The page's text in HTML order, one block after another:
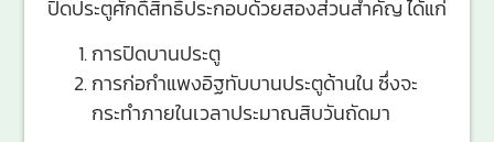
ปิดประตูศักดิ์สิทธิ์ประกอบด้วยสองส่วนสำคัญ ได้แก่
การปิดบานประตู
การก่อกำแพงอิฐทับบานประตูด้านใน ซึ่งจะ
กระทำภายในเวลาประมาณสิบวันถัดมา